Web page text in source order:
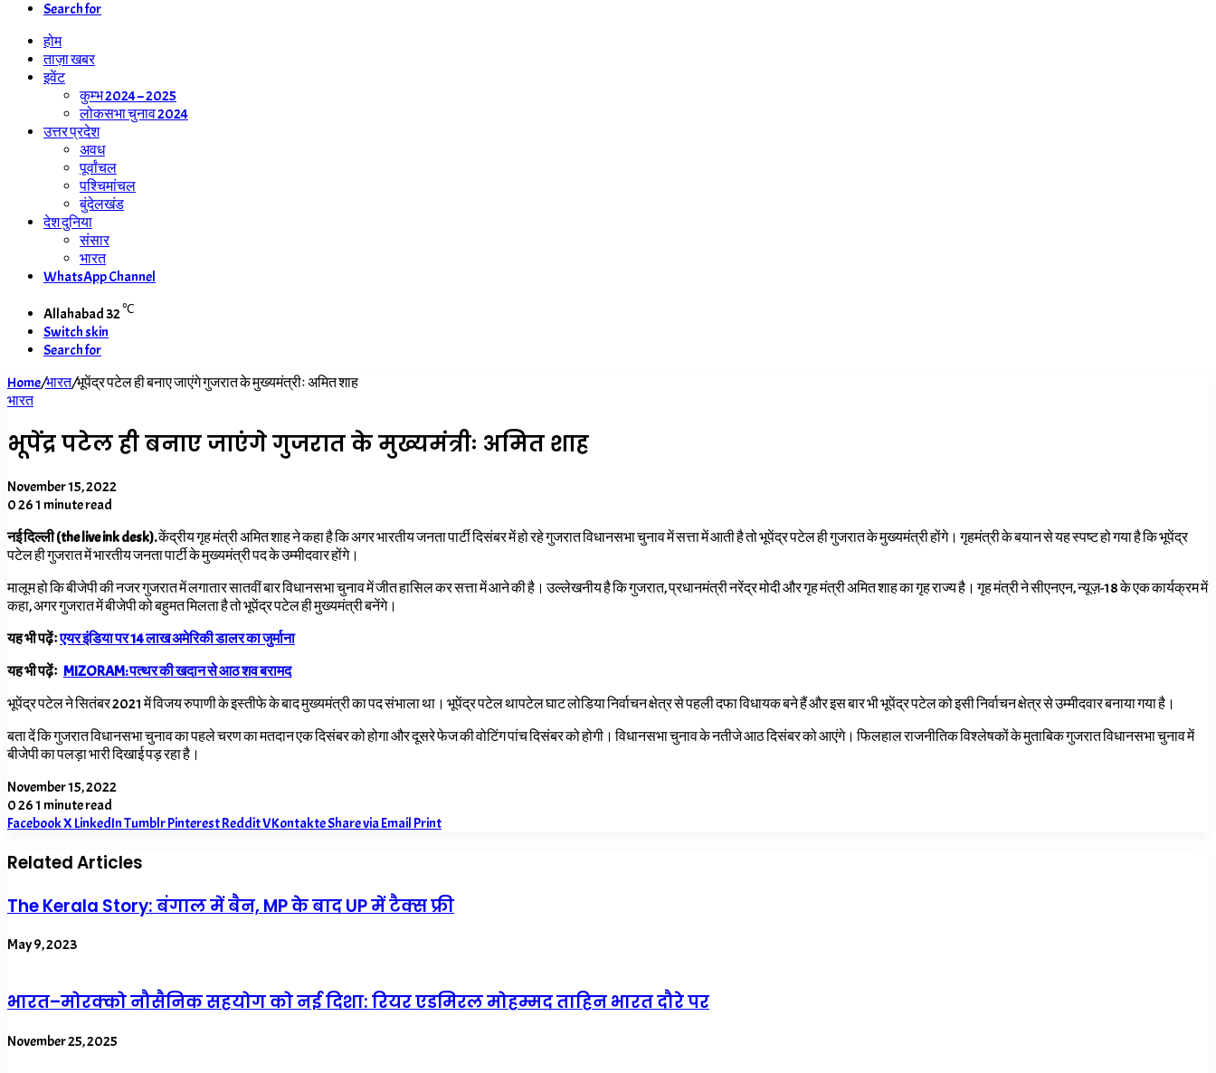
Search for
होम
ताज़ा खबर
इवेंट
कुम्भ 2024 – 2025
लोकसभा चुनाव 2024
उत्तर प्रदेश
अवध
पूर्वांचल
पश्चिमांचल
बुंदेलखंड
देश दुनिया
संसार
भारत
WhatsApp Channel
Allahabad32℃
Switch skin
Search for
Home/भारत/भूपेंद्र पटेल ही बनाए जाएंगे गुजरात के मुख्यमंत्रीः अमित शाह
भारत
भूपेंद्र पटेल ही बनाए जाएंगे गुजरात के मुख्यमंत्रीः अमित शाह
November 15, 2022
0261 minute read
नई दिल्ली (the live ink desk).केंद्रीय गृह मंत्री अमित शाह ने कहा है कि अगर भारतीय जनता पार्टी दिसंबर में हो रहे गुजरात विधानसभा चुनाव में सत्ता में आती है तो भूपेंद्र पटेल ही गुजरात के मुख्यमंत्री होंगे। गृहमंत्री के बयान से यह स्पष्ट हो गया है कि भूपेंद्र
पटेल ही गुजरात में भारतीय जनता पार्टी के मुख्यमंत्री पद के उम्मीदवार होंगे।
मालूम हो कि बीजेपी की नजर गुजरात में लगातार सातवीं बार विधानसभा चुनाव में जीत हासिल कर सत्ता में आने की है। उल्लेखनीय है कि गुजरात, प्रधानमंत्री नरेंद्र मोदी और गृह मंत्री अमित शाह का गृह राज्य है। गृह मंत्री ने सीएनएन, न्यूज़-18के एक कार्यक्रम में
कहा, अगर गुजरात में बीजेपी को बहुमत मिलता है तो भूपेंद्र पटेल ही मुख्यमंत्री बनेंगे।
यह भी पढ़ेंःएयर इंडिया पर 14 लाख अमेरिकी डालर का जुर्माना
यह भी पढ़ेंः MIZORAM: पत्थर की खदान से आठ शव बरामद
भूपेंद्र पटेल ने सितंबर2021में विजय रुपाणी के इस्तीफे के बाद मुख्यमंत्री का पद संभाला था। भूपेंद्र पटेल थापटेल घाट लोडिया निर्वाचन क्षेत्र से पहली दफा विधायक बने हैं और इस बार भी भूपेंद्र पटेल को इसी निर्वाचन क्षेत्र से उम्मीदवार बनाया गया है।
बता दें कि गुजरात विधानसभा चुनाव का पहले चरण का मतदान एक दिसंबर को होगा और दूसरे फेज की वोटिंग पांच दिसंबर को होगी। विधानसभा चुनाव के नतीजे आठ दिसंबर को आएंगे। फिलहाल राजनीतिक विश्लेषकों के मुताबिक गुजरात विधानसभा चुनाव में
बीजेपी का पलड़ा भारी दिखाईपड़रहाहै।
November 15, 2022
0261 minute read
FacebookXLinkedInTumblrPinterestRedditVKontakteShare via Email Print
Related Articles
The Kerala Story: बंगाल में बैन, MP के बाद UP में टैक्स फ्री
May 9, 2023
भारत–मोरक्को नौसैनिक सहयोग को नई दिशा: रियर एडमिरल मोहम्मद ताहिन भारत दौरे पर
November 25, 2025